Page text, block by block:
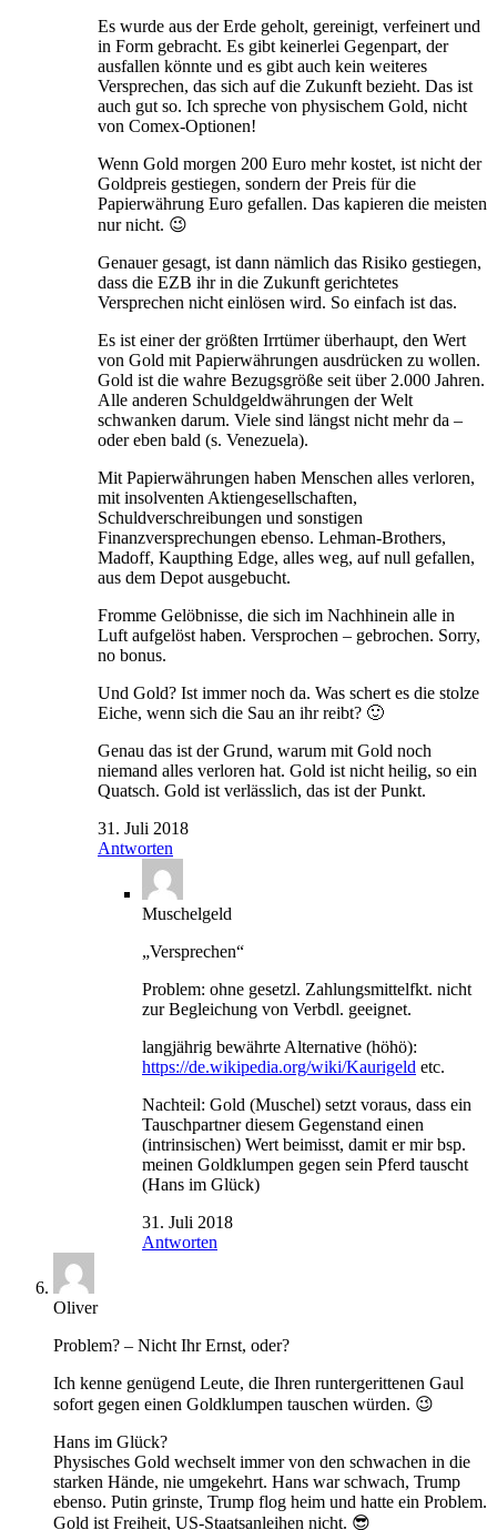
Es wurde aus der Erde geholt, gereinigt, verfeinert und
in Form gebracht. Es gibt keinerlei Gegenpart, der
ausfallen könnte und es gibt auch kein weiteres
Versprechen, das sich auf die Zukunft bezieht. Das ist
auch gut so. Ich spreche von physischem Gold, nicht
von Comex-Optionen!
Wenn Gold morgen 200 Euro mehr kostet, ist nicht der
Goldpreis gestiegen, sondern der Preis für die
Papierwährung Euro gefallen. Das kapieren die meisten
nur nicht. 😉
Genauer gesagt, ist dann nämlich das Risiko gestiegen,
dass die EZB ihr in die Zukunft gerichtetes
Versprechen nicht einlösen wird. So einfach ist das.
Es ist einer der größten Irrtümer überhaupt, den Wert
von Gold mit Papierwährungen ausdrücken zu wollen.
Gold ist die wahre Bezugsgröße seit über 2.000 Jahren.
Alle anderen Schuldgeldwährungen der Welt
schwanken darum. Viele sind längst nicht mehr da –
oder eben bald (s. Venezuela).
Mit Papierwährungen haben Menschen alles verloren,
mit insolventen Aktiengesellschaften,
Schuldverschreibungen und sonstigen
Finanzversprechungen ebenso. Lehman-Brothers,
Madoff, Kaupthing Edge, alles weg, auf null gefallen,
aus dem Depot ausgebucht.
Fromme Gelöbnisse, die sich im Nachhinein alle in
Luft aufgelöst haben. Versprochen – gebrochen. Sorry,
no bonus.
Und Gold? Ist immer noch da. Was schert es die stolze
Eiche, wenn sich die Sau an ihr reibt? 🙂
Genau das ist der Grund, warum mit Gold noch
niemand alles verloren hat. Gold ist nicht heilig, so ein
Quatsch. Gold ist verlässlich, das ist der Punkt.
31. Juli 2018
Antworten
Muschelgeld
„Versprechen“
Problem: ohne gesetzl. Zahlungsmittelfkt. nicht
zur Begleichung von Verbdl. geeignet.
langjährig bewährte Alternative (höhö):
https://de.wikipedia.org/wiki/Kaurigeld etc.
Nachteil: Gold (Muschel) setzt voraus, dass ein
Tauschpartner diesem Gegenstand einen
(intrinsischen) Wert beimisst, damit er mir bsp.
meinen Goldklumpen gegen sein Pferd tauscht
(Hans im Glück)
31. Juli 2018
Antworten
Oliver
Problem? – Nicht Ihr Ernst, oder?
Ich kenne genügend Leute, die Ihren runtergerittenen Gaul
sofort gegen einen Goldklumpen tauschen würden. 😉
Hans im Glück?
Physisches Gold wechselt immer von den schwachen in die
starken Hände, nie umgekehrt. Hans war schwach, Trump
ebenso. Putin grinste, Trump flog heim und hatte ein Problem.
Gold ist Freiheit, US-Staatsanleihen nicht. 😎